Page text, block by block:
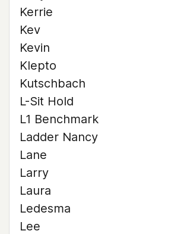
Kerrie
Kev
Kevin
Klepto
Kutschbach
L-Sit Hold
L1 Benchmark
Ladder Nancy
Lane
Larry
Laura
Ledesma
Lee